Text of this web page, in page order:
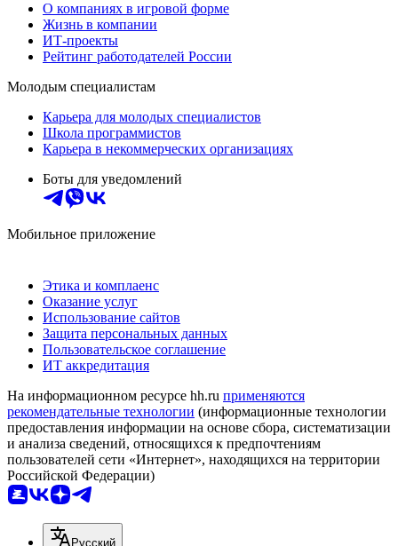
О компаниях в игровой форме
Жизнь в компании
ИТ-проекты
Рейтинг работодателей России
Молодым специалистам
Карьера для молодых специалистов
Школа программистов
Карьера в некоммерческих организациях
Боты для уведомлений
Мобильное приложение
Этика и комплаенс
Оказание услуг
Использование сайтов
Защита персональных данных
Пользовательское соглашение
ИТ аккредитация
На информационном ресурсе hh.ru применяются
рекомендательные технологии (информационные технологии
предоставления информации на основе сбора, систематизации
и анализа сведений, относящихся к предпочтениям
пользователей сети «Интернет», находящихся на территории
Российской Федерации)
Русский